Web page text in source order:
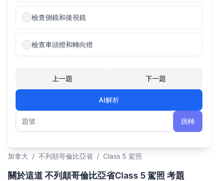
檢查側鏡和後視鏡
檢查車頭燈和轉向燈
上一題 下一題
AI解析
題號
跳轉
加拿大 / 不列顛哥倫比亞省 / Class 5 駕照
關於這道 不列顛哥倫比亞省Class 5 駕照 考題